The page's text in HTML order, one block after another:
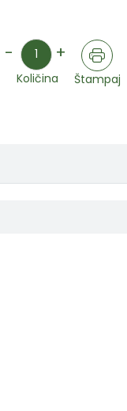
- Količina +
Količina Štampaj